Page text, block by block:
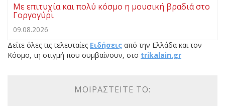
Με επιτυχία και πολύ κόσμο η μουσική βραδιά στο
Γοργογύρι
09.08.2026
Δείτε όλες τις τελευταίες Ειδήσεις από την Ελλάδα και τον
Κόσμο, τη στιγμή που συμβαίνουν, στο trikalain.gr
ΜΟΙΡΑΣΤΕΊΤΕ ΤΟ: